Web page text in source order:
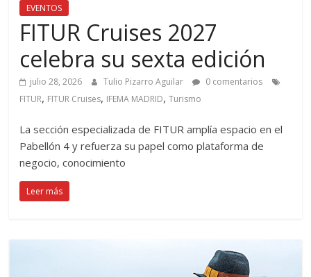
EVENTOS
FITUR Cruises 2027
celebra su sexta edición
julio 28, 2026 Tulio Pizarro Aguilar
0 comentarios
FITUR, FITUR Cruises, IFEMA MADRID,Turismo
La sección especializada de FITUR amplía espacio en el
Pabellón 4 y refuerza su papel como plataforma de
negocio, conocimiento
Leer más